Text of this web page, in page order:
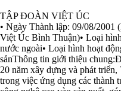
TẬP ĐOÀN VIỆT ÚC
• Ngày Thành lập: 09/08/2001
Việt Úc Bình Thuận)• Loại
nước ngoài• Loại hình hoạt
sảnThông tin giới thiệu
20 năm xây dựng và phát
trong việc ứng dụng các thành